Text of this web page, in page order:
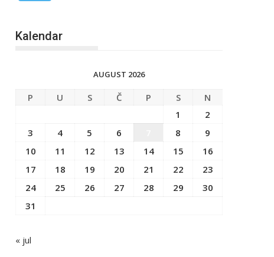
Kalendar
AUGUST 2026
P U S Č P S
N
1
2
3
4 5 6 8
9
10
11 12 13 14 15
16
17
18 19 20 21 22
23
24
25 26 27 28 29
30
31
« jul